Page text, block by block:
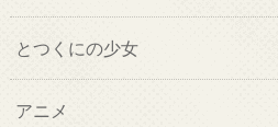
とつくにの少女
アニメ